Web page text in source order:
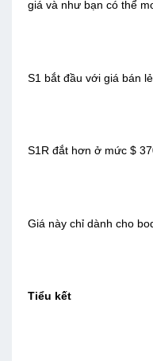
giá và như bạn có thể
S1 bắt đầu với giá bán
S1R đắt hơn ở mức $
Giá này chỉ dành cho
Tiểu kết